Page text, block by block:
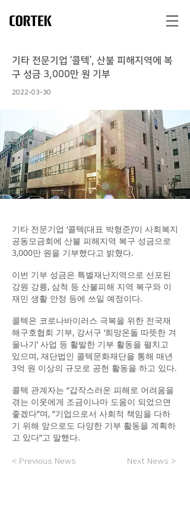
기타 전문기업 ‘콜텍’, 산불 피해지역에 복
구 성금 3,000만 원 기부
2022-03-30
기타 전문기업 ‘콜텍(대표 박형준)’이 사회복지
공동모금회에 산불 피해지역 복구 성금으로
3,000만 원을 기부했다고 밝혔다.
이번 기부 성금은 특별재난지역으로 선포된
강원 강릉, 삼척 등 산불피해 지역 복구와 이
재민 생활 안정 등에 쓰일 예정이다.
콜텍은 코로나바이러스 극복을 위한 전국재
해구호협회 기부, 강서구 ‘희망온돌 따뜻한 겨
울나기’ 사업 등 활발한 기부 활동을 펼치고
있으며, 재단법인 콜텍문화재단을 통해 매년
3억 원 이상의 규모로 공헌 활동을 하고 있다.
콜텍 관계자는 “갑작스러운 피해로 어려움을
겪는 이웃에게 조금이나마 도움이 되었으면
좋겠다”며, ”기업으로서 사회적 책임을 다하
기 위해 앞으로도 다양한 기부 활동을 계획하
고 있다”고 말했다.
< Previous News Next News >